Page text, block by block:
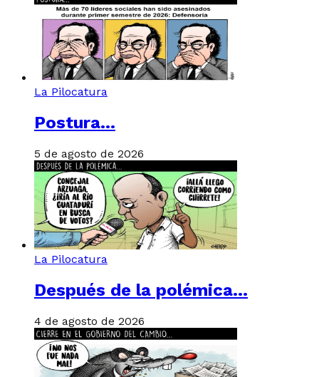
La Pilocatura
Postura…
5 de agosto de 2026
La Pilocatura
Después de la polémica…
4 de agosto de 2026